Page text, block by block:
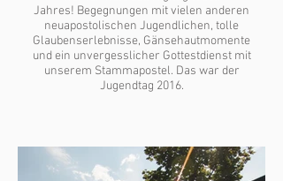
Jahres! Begegnungen mit vielen anderen
neuapostolischen Jugendlichen, tolle
Glaubenserlebnisse, Gänsehautmomente
und ein unvergesslicher Gottestdienst mit
unserem Stammapostel. Das war der
Jugendtag 2016.